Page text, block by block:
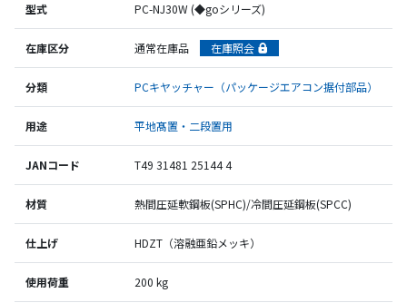
型式 PC-NJ30W (◆goシリーズ)
在庫区分 通常在庫品 在庫照会
分類 PCキヤッチャー（パッケージエアコン据付部品）
用途 平地髙置・二段置用
JANコード T49 31481 25144 4
材質 熱間圧延軟鋼板(SPHC)/冷間圧延鋼板(SPCC)
仕上げ HDZT（溶融亜鉛メッキ）
使用荷重 200 kg